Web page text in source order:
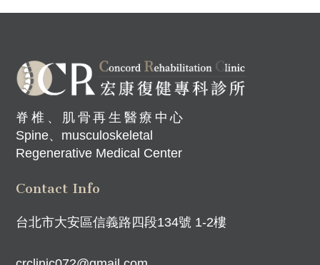
脊椎、肌骨再生醫療中心
Spine、musculoskeletal
Regenerative Medical Center
Contact Info
台北市大安區信義路四段134號 1-2樓